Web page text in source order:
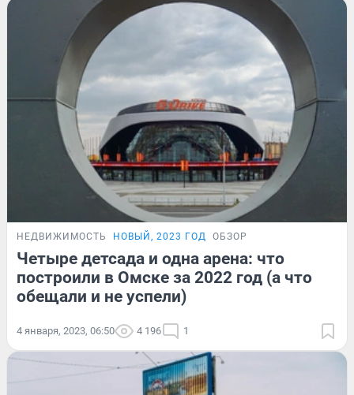
НЕДВИЖИМОСТЬ НОВЫЙ, 2023 ГОД ОБЗОР
Четыре детсада и одна арена: что
построили в Омске за 2022 год (а что
обещали и не успели)
4 января, 2023, 06:50 4 196 1